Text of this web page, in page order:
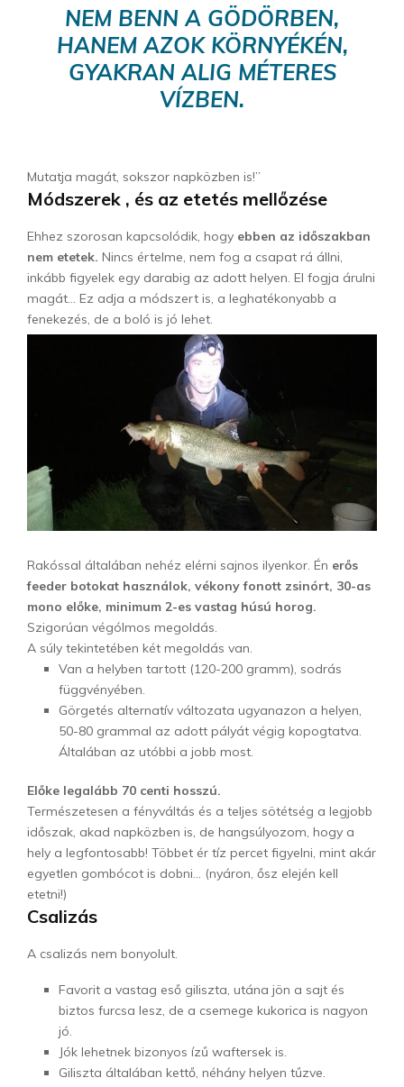
NEM BENN A GÖDÖRBEN,
HANEM AZOK KÖRNYÉKÉN,
GYAKRAN ALIG MÉTERES
VÍZBEN.
Mutatja magát, sokszor napközben is!”
Módszerek , és az etetés mellőzése
Ehhez szorosan kapcsolódik, hogy ebben az időszakban
nem etetek. Nincs értelme, nem fog a csapat rá állni,
inkább figyelek egy darabig az adott helyen. El fogja árulni
magát… Ez adja a módszert is, a leghatékonyabb a
fenekezés, de a boló is jó lehet.
Rakóssal általában nehéz elérni sajnos ilyenkor. Én erős
feeder botokat használok, vékony fonott zsinórt, 30-as
mono előke, minimum 2-es vastag húsú horog.
Szigorúan végólmos megoldás.
A súly tekintetében két megoldás van.
Van a helyben tartott (120-200 gramm), sodrás
függvényében.
Görgetés alternatív változata ugyanazon a helyen,
50-80 grammal az adott pályát végig kopogtatva.
Általában az utóbbi a jobb most.
Előke legalább 70 centi hosszú.
Természetesen a fényváltás és a teljes sötétség a legjobb
időszak, akad napközben is, de hangsúlyozom, hogy a
hely a legfontosabb! Többet ér tíz percet figyelni, mint akár
egyetlen gombócot is dobni… (nyáron, ősz elején kell
etetni!)
Csalizás
A csalizás nem bonyolult.
Favorit a vastag eső giliszta, utána jön a sajt és
biztos furcsa lesz, de a csemege kukorica is nagyon
jó.
Jók lehetnek bizonyos ízű waftersek is.
Giliszta általában kettő, néhány helyen tűzve.